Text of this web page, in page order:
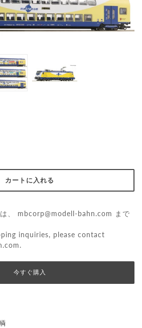
、 mbcorp@modell-bahn.com
まで
inquiries, please contact
.
今すぐ購入